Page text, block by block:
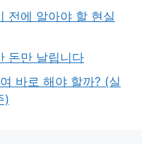
전에 알아야 할 현실
돈만 날립니다
바로 해야 할까? (실
)